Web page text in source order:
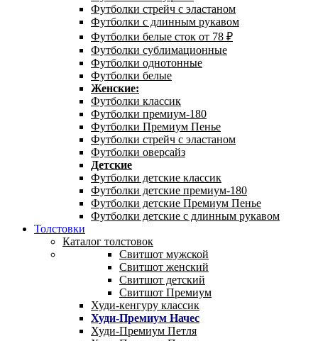
Футболки стрейч с эластаном
Футболки с длинным рукавом
Футболки белые сток от 78 ₽
Футболки сублимационные
Футболки однотонные
Футболки белые
Женские:
Футболки классик
Футболки премиум-180
Футболки Премиум Пенье
Футболки стрейч с эластаном
Футболки оверсайз
Детские
Футболки детские классик
Футболки детские премиум-180
Футболки детские Премиум Пенье
Футболки детские с длинным рукавом
Толстовки
Каталог толстовок
Свитшот мужской
Свитшот женский
Свитшот детский
Свитшот Премиум
Худи-кенгуру классик
Худи-Премиум Начес
Худи-Премиум Петля